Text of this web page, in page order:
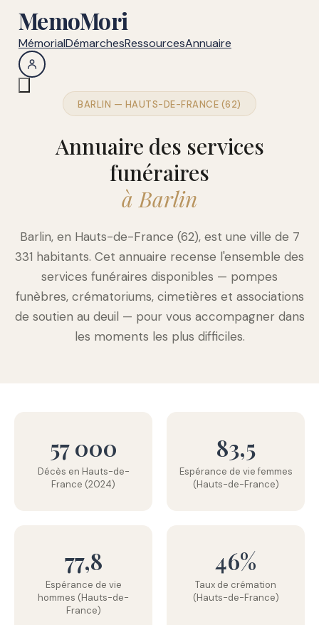
MemoMori
MémorialDémarchesRessourcesAnnuaire
BARLIN — HAUTS-DE-FRANCE (62)
Annuaire des services
funéraires
à Barlin
Barlin, en Hauts-de-France (62), est une ville de 7
331 habitants. Cet annuaire recense l'ensemble des
services funéraires disponibles — pompes
funèbres, crématoriums, cimetières et associations
de soutien au deuil — pour vous accompagner dans
les moments les plus difficiles.
57 000
Décès en Hauts-de-
France (2024)
83,5
Espérance de vie femmes
(Hauts-de-France)
77,8
Espérance de vie
hommes (Hauts-de-
France)
46%
Taux de crémation
(Hauts-de-France)